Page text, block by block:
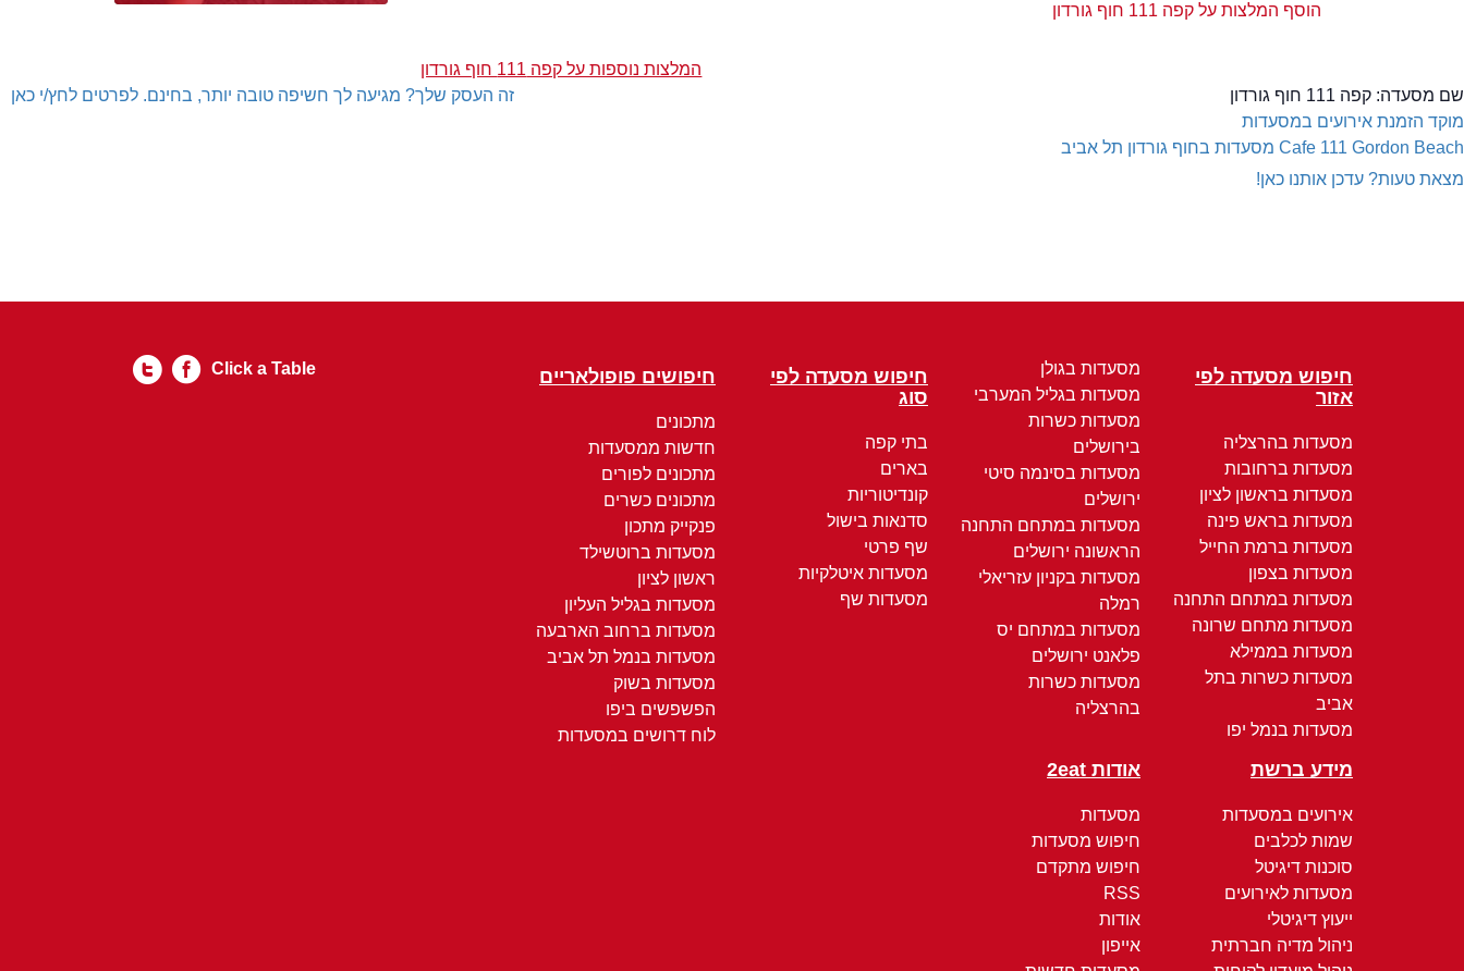
הוסף המלצות על קפה 111 חוף גורדון
המלצות נוספות על קפה 111 חוף גורדון
זה העסק שלך? מגיעה לך חשיפה טובה יותר, בחינם. לפרטים לחץ/י כאן שם מסעדה: קפה 111 חוף גורדון
מוקד הזמנת אירועים במסעדות
Cafe 111 Gordon Beach מסעדות בחוף גורדון תל אביב
מצאת טעות? עדכן אותנו כאן!
חיפוש מסעדה לפי
אזור
מסעדות בהרצליה
מסעדות ברחובות
מסעדות בראשון לציון
מסעדות בראש פינה
מסעדות ברמת החייל
מסעדות בצפון
מסעדות במתחם התחנה
מסעדות מתחם שרונה
מסעדות בממילא
מסעדות כשרות בתל
אביב
מסעדות בנמל יפו
מסעדות בגולן
מסעדות בגליל המערבי
מסעדות כשרות
בירושלים
מסעדות בסינמה סיטי
ירושלים
מסעדות במתחם התחנה
הראשונה ירושלים
מסעדות בקניון עזריאלי
רמלה
מסעדות במתחם יס
פלאנט ירושלים
מסעדות כשרות
בהרצליה
חיפוש מסעדה לפי
סוג
בתי קפה
בארים
קונדיטוריות
סדנאות בישול
שף פרטי
מסעדות איטלקיות
מסעדות שף
חיפושים פופולאריים
מתכונים
חדשות ממסעדות
מתכונים לפורים
מתכונים כשרים
פנקייק מתכון
מסעדות ברוטשילד
ראשון לציון
מסעדות בגליל העליון
מסעדות ברחוב הארבעה
מסעדות בנמל תל אביב
מסעדות בשוק
הפשפשים ביפו
לוח דרושים במסעדות
מידע ברשת
אירועים במסעדות
שמות לכלבים
סוכנות דיגיטל
מסעדות לאירועים
ייעוץ דיגיטלי
ניהול מדיה חברתית
אודות 2eat
מסעדות
חיפוש מסעדות
חיפוש מתקדם
RSS
אודות
אייפון
Click a Table